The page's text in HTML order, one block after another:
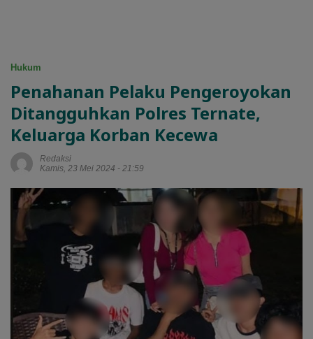
Hukum
Penahanan Pelaku Pengeroyokan
Ditangguhkan Polres Ternate,
Keluarga Korban Kecewa
Redaksi
Kamis, 23 Mei 2024 - 21:59